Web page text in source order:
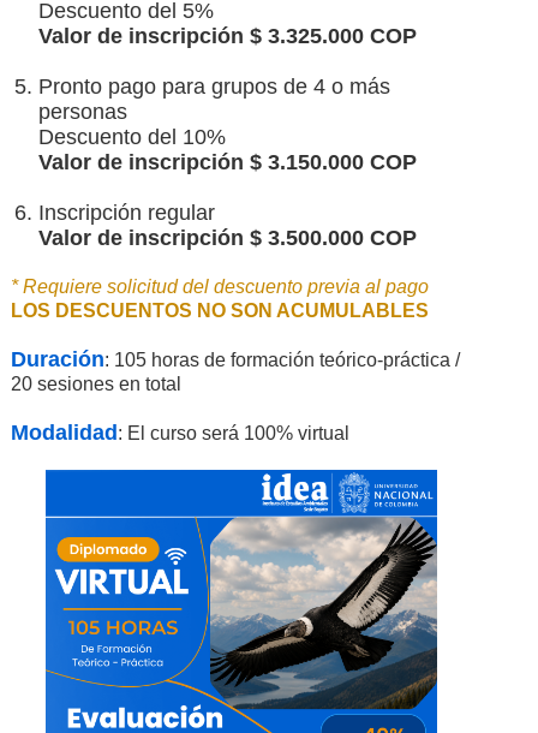
Descuento del 5%
Valor de inscripción $ 3.325.000 COP
Pronto pago para grupos de 4 o más
personas
Descuento del 10%
Valor de inscripción $ 3.150.000 COP
Inscripción regular
Valor de inscripción $ 3.500.000 COP
* Requiere solicitud del descuento previa al pago
LOS DESCUENTOS NO SON ACUMULABLES
Duración: 105 horas de formación teórico-práctica /
20 sesiones en total
Modalidad : El curso será 100% virtual